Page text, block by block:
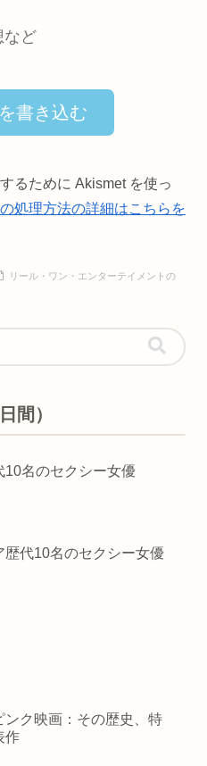
など
書き込む
るために Akismet を使っ
処理方法の詳細はこちらを
リール・ワン・エンターテイメントの
間）
10名のセクシー女優
歴代10名のセクシー女優
ンク映画：その歴史、特
作